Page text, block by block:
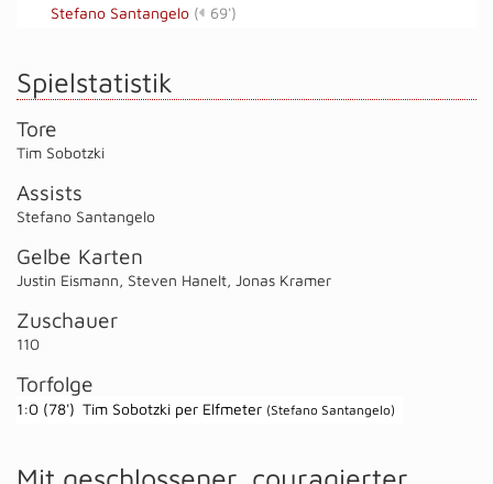
Stefano Santangelo ( 69')
Spielstatistik
Tore
Tim Sobotzki
Assists
Stefano Santangelo
Gelbe Karten
Justin Eismann, Steven Hanelt, Jonas Kramer
Zuschauer
110
Torfolge
1:0 (78') Tim Sobotzki per Elfmeter (Stefano Santangelo)